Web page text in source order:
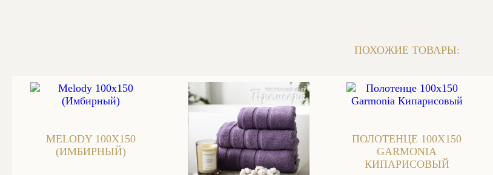
ПОХОЖИЕ ТОВАРЫ:
MELODY 100X150
(ИМБИРНЫЙ)
ПОЛОТЕНЦЕ 100Х150
GARMONIA
КИПАРИСОВЫЙ